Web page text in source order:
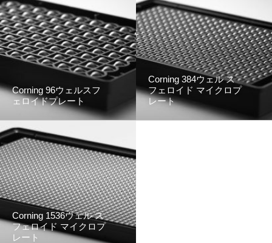
Corning 96ウェルスフ
ェロイドプレート
Corning 384ウェル ス
フェロイド マイクロプ
レート
Corning 1536ウェル ス
フェロイド マイクロプ
レート